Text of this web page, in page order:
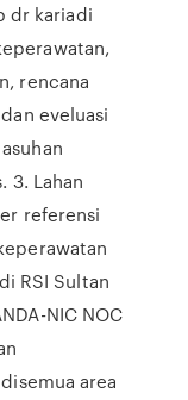
dr kariadi
rencana
eveluasi
3. Lahan
referensi
RSI Sultan
NIC NOC
area